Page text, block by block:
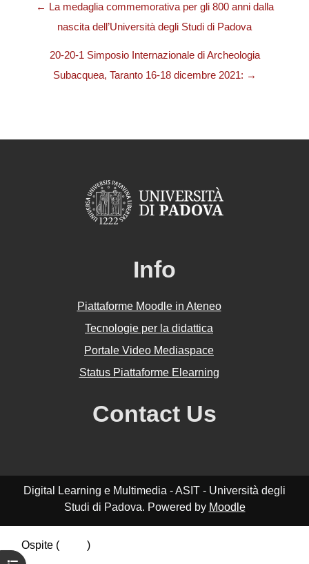
← La medaglia commemorativa per gli 800 anni dalla
nascita dell’Università degli Studi di Padova
20-20-1 Simposio Internazionale di Archeologia
Subacquea, Taranto 16-18 dicembre 2021: →
Info
Piattaforme Moodle in Ateneo
Tecnologie per la didattica
Portale Video Mediaspace
Status Piattaforme Elearning
Contact Us
Digital Learning e Multimedia - ASIT - Università degli
Studi di Padova. Powered by Moodle
Ospite (
)